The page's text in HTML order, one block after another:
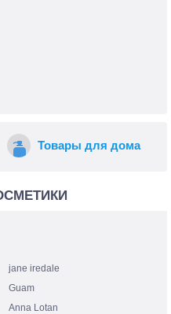
Товары для дома
jane iredale
Guam
Anna Lotan